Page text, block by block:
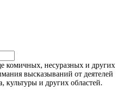
комичных, несуразных и других
высказываний от деятелей
культуры и других областей.